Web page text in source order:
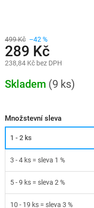
499 Kč –42 %
289 Kč
238,84 Kč bez DPH
cena:
Skladem (9 ks)
Množstevní sleva
1 - 2 ks
3 - 4 ks = sleva 1 %
5 - 9 ks = sleva 2 %
10 - 19 ks = sleva 3 %